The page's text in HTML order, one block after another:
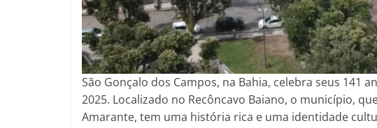
São Gonçalo dos Campos, na Bahia, celebra seus 141
2025. Localizado no Recôncavo Baiano, o município,
Amarante, tem uma história rica e uma identidade